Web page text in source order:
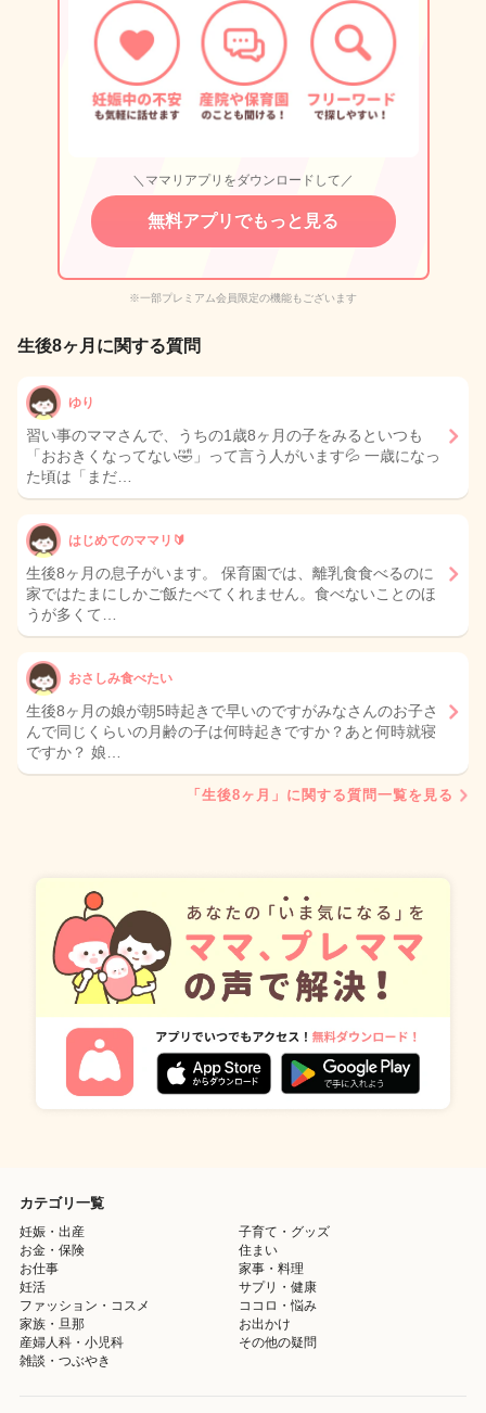
＼ママリアプリをダウンロードして／
無料アプリでもっと見る
※一部プレミアム会員限定の機能もございます
生後8ヶ月に関する質問
ゆり
習い事のママさんで、うちの1歳8ヶ月の子をみるといつも
「おおきくなってない🤣」って言う人がいます💦 一歳になっ
た頃は「まだ…
はじめてのママリ🔰
生後8ヶ月の息子がいます。 保育園では、離乳食食べるのに
家ではたまにしかご飯たべてくれません。食べないことのほ
うが多くて…
おさしみ食べたい
生後8ヶ月の娘が朝5時起きで早いのですがみなさんのお子さ
んで同じくらいの月齢の子は何時起きですか？あと何時就寝
ですか？ 娘…
「生後8ヶ月」に関する質問一覧を見る
カテゴリ一覧
妊娠・出産
子育て・グッズ
お金・保険
住まい
お仕事
家事・料理
妊活
サプリ・健康
ファッション・コスメ
ココロ・悩み
家族・旦那
お出かけ
産婦人科・小児科
その他の疑問
雑談・つぶやき